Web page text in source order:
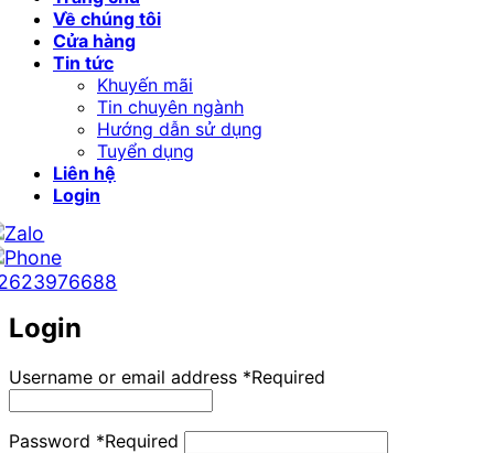
Về chúng tôi
Cửa hàng
Tin tức
Khuyến mãi
Tin chuyên ngành
Hướng dẫn sử dụng
Tuyển dụng
Liên hệ
Login
Login
Username or email address *Required
Password *Required